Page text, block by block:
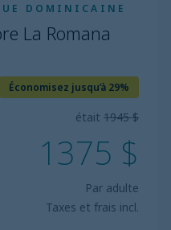
DOMINICAINE
La Romana
Économisez jusqu’à 29%
était 1945 $
1375 $
Par adulte
Taxes et frais incl.